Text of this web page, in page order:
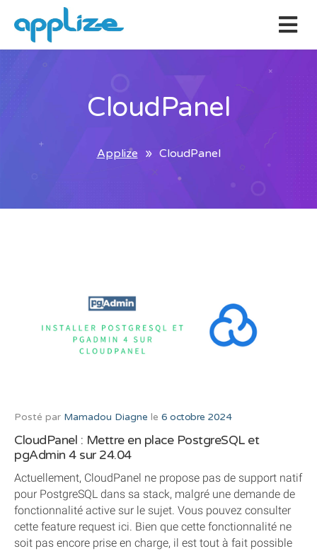
CloudPanel
Applize CloudPanel
Posté par Mamadou Diagne le 6 octobre 2024
CloudPanel : Mettre en place PostgreSQL et
pgAdmin 4 sur 24.04
Actuellement, CloudPanel ne propose pas de support natif
pour PostgreSQL dans sa stack, malgré une demande de
fonctionnalité active sur le sujet. Vous pouvez consulter
cette feature request ici. Bien que cette fonctionnalité ne
soit pas encore prise en charge, il est tout à fait possible